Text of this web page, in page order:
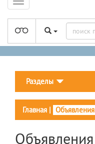
Разделы
Главная | Объявления
Объявления